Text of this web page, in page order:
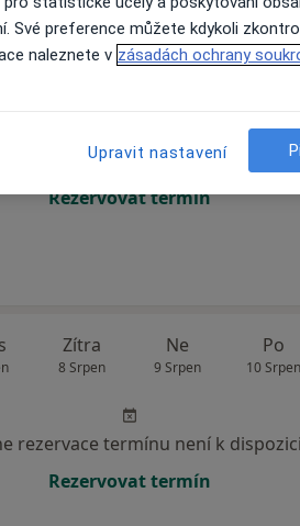
Zítra Ne Po
rezervace termínu není k dispozici
Rezervovat termín
Zítra
8 Srpen
Ne
9 Srpen
Po
10 Srpen
rezervace termínu není k dispozici
Rezervovat termín
Své preference můžete kdykoli
naleznete v zásadách ochrany
Upravit nastavení